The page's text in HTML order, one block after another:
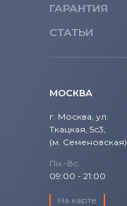
ГАРАНТИЯ
СТАТЬИ
МОСКВА
г. Москва, ул.
Ткацкая, 5с3,
(м. Семеновская)
Пн.-Вс.
09:00 - 21:00
На карте